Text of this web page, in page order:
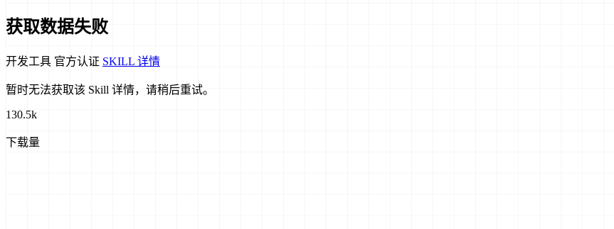
获取数据失败
开发工具 官方认证 SKILL 详情
暂时无法获取该 Skill 详情，请稍后重试。
130.5k
下载量